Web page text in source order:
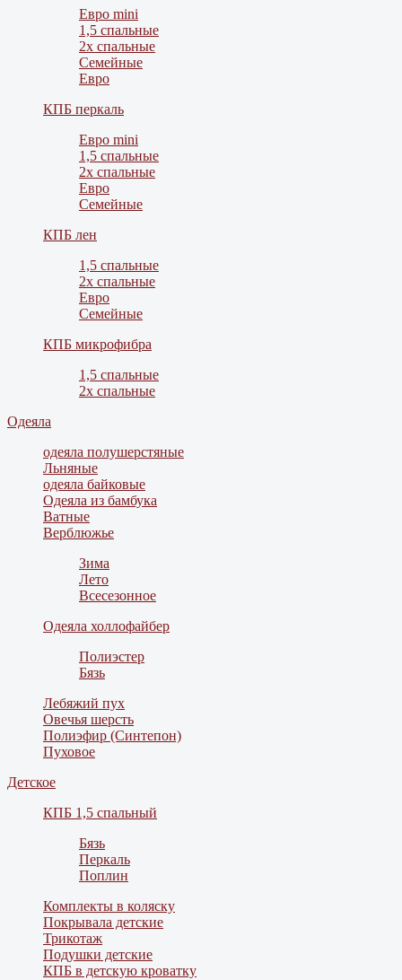
Евро mini
1,5 спальные
2х спальные
Семейные
Евро
КПБ перкаль
Евро mini
1,5 спальные
2х спальные
Евро
Семейные
КПБ лен
1,5 спальные
2х спальные
Евро
Семейные
КПБ микрофибра
1,5 спальные
2х спальные
Одеяла
одеяла полушерстяные
Льняные
одеяла байковые
Одеяла из бамбука
Ватные
Верблюжье
Зима
Лето
Всесезонное
Одеяла холлофайбер
Полиэстер
Бязь
Лебяжий пух
Овечья шерсть
Полиэфир (Синтепон)
Пуховое
Детское
КПБ 1,5 спальный
Бязь
Перкаль
Поплин
Комплекты в коляску
Покрывала детские
Трикотаж
Подушки детские
КПБ в детскую кроватку